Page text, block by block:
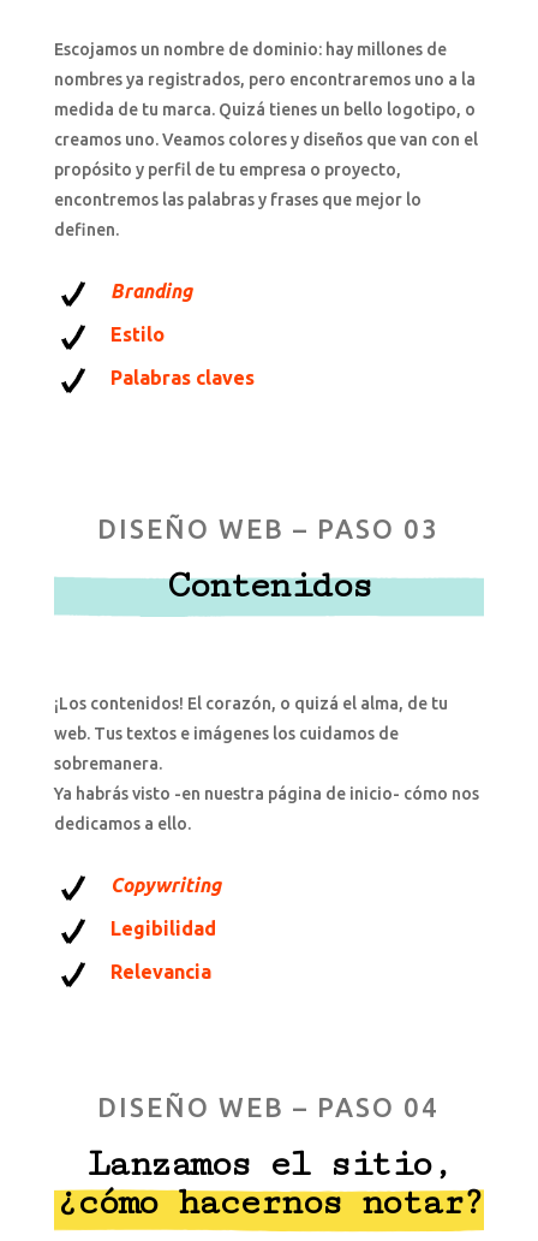
Escojamos un nombre de dominio: hay millones de
nombres ya registrados, pero encontraremos uno a la
medida de tu marca. Quizá tienes un bello logotipo, o
creamos uno. Veamos colores y diseños que van con el
propósito y perfil de tu empresa o proyecto,
encontremos las palabras y frases que mejor lo
definen.
Branding
Estilo
Palabras claves
DISEÑO WEB – PASO 03
Contenidos
¡Los contenidos! El corazón, o quizá el alma, de tu
web. Tus textos e imágenes los cuidamos de
sobremanera.
Ya habrás visto -en nuestra página de inicio- cómo nos
dedicamos a ello.
Copywriting
Legibilidad
Relevancia
DISEÑO WEB – PASO 04
Lanzamos el sitio,
¿cómo hacernos notar?